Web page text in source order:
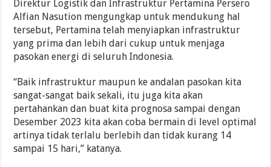
Direktur Logistik dan Infrastruktur Pertamina Persero
Alfian Nasution mengungkap untuk mendukung hal
tersebut, Pertamina telah menyiapkan infrastruktur
yang prima dan lebih dari cukup untuk menjaga
pasokan energi di seluruh Indonesia.
“Baik infrastruktur maupun ke andalan pasokan kita
sangat-sangat baik sekali, itu juga kita akan
pertahankan dan buat kita prognosa sampai dengan
Desember 2023 kita akan coba bermain di level optimal
artinya tidak terlalu berlebih dan tidak kurang 14
sampai 15 hari,” katanya.